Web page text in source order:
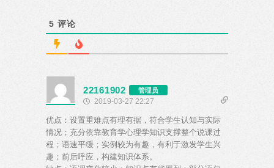
5 评论
22161902 管理员
2019-03-27 22:27
优点：设置重难点有理有据，符合学生认知与实际
情况；充分依靠教育学心理学知识支撑整个说课过
程；语速平缓；实例较为有趣，有利于激发学生兴
趣；前后呼应，构建知识体系。